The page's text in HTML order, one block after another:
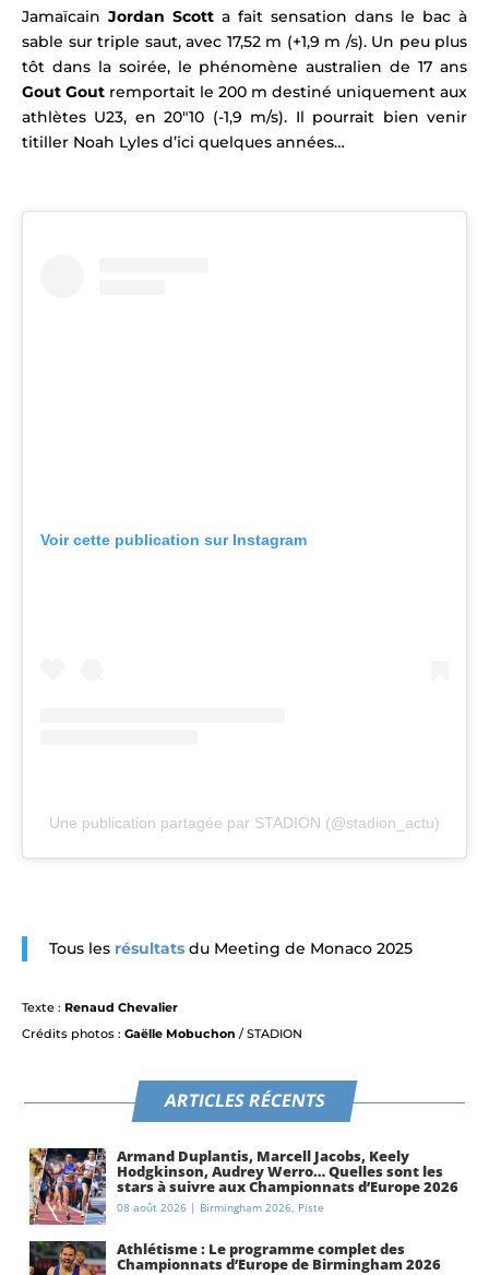
Jamaïcain Jordan Scott a fait sensation dans le bac à
sable sur triple saut, avec 17,52 m (+1,9 m /s). Un peu plus
tôt dans la soirée, le phénomène australien de 17 ans
Gout Gout remportait le 200 m destiné uniquement aux
athlètes U23, en 20″10 (-1,9 m/s). Il pourrait bien venir
titiller Noah Lyles d’ici quelques années…
Voir cette publication sur Instagram
Une publication partagée par STADION (@stadion_actu)
Tous les résultats du Meeting de Monaco 2025
Texte : Renaud Chevalier
Crédits photos : Gaëlle Mobuchon / STADION
ARTICLES RÉCENTS
Armand Duplantis, Marcell Jacobs, Keely
Hodgkinson, Audrey Werro… Quelles sont les
stars à suivre aux Championnats d’Europe 2026
à Birmingham ?
08 août 2026 | Birmingham 2026 Piste
Athlétisme : Le programme complet des
Championnats d’Europe de Birmingham 2026